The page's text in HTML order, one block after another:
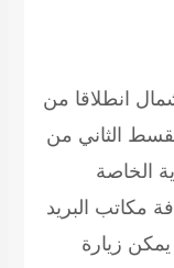
انطلاقا من
الثاني من
الخاصة
مكاتب البريد
يمكن زيارة